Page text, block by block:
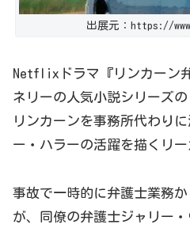
出展元：https://
Netflix ドラマ『リンカーン
ネリーの人気小説シリーズ
リンカーンを事務所代わり
ー・ハラーの活躍を描くリー
事故で一時的に弁護士業務
が、同僚の弁護士ジャリー